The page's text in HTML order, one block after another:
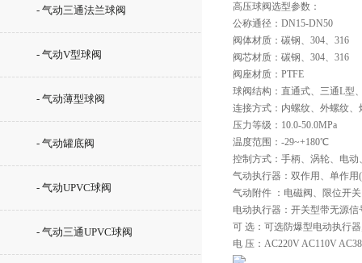
- 气动三通法兰球阀
- 气动V型球阀
- 气动薄型球阀
- 气动罐底阀
- 气动UPVC球阀
- 气动三通UPVC球阀
高压球阀选型参数：
公称通径：DN15-DN50
阀体材质：碳钢、304、316
阀芯材质：碳钢、304、316
阀座材质：PTFE
球阀结构：直通式、三通L型
连接方式：内螺纹、外螺纹、
压力等级：10.0-50.0MPa
温度范围：-29~+180℃
控制方式：手柄、涡轮、电动
气动执行器：双作用、单作用
气动附件 ：电磁阀、限位开
电动执行器：开关型带无源
可 选：可选防爆型电动执行
电 压：AC220V AC110V